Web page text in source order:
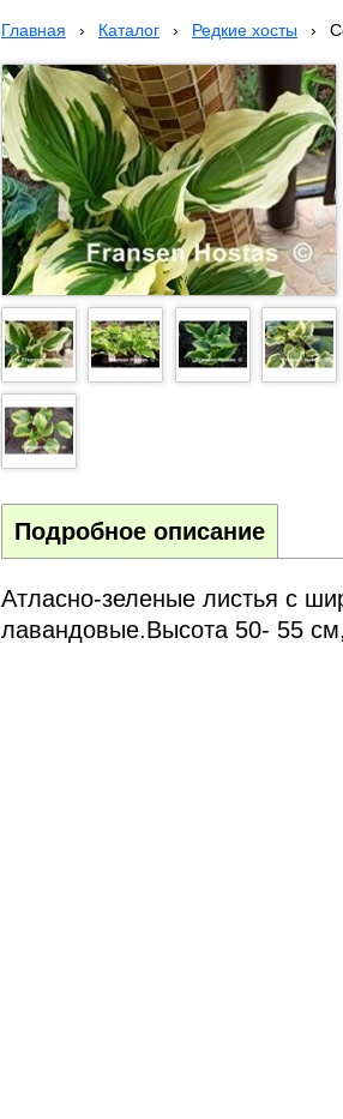
Главная › Каталог › Редкие хосты ›
Подробное описание
Атласно-зеленые листья с
лавандовые.Высота 50- 55